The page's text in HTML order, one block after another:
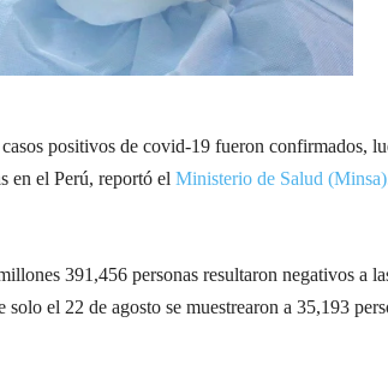
positivos de covid-19 fueron confirmados,
en el Perú, reportó el Ministerio de Salud (Minsa)
391,456 personas resultaron negativos a
el 22 de agosto se muestrearon a 35,193